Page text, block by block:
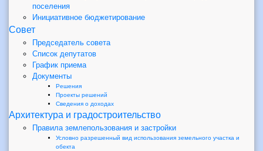
поселения
Инициативное бюджетирование
Совет
Председатель совета
Список депутатов
График приема
Документы
Решения
Проекты решений
Сведения о доходах
Архитектура и градостроительство
Правила землепользования и застройки
Условно разрешенный вид использования земельного участка и
обекта